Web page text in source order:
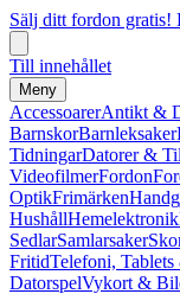
Sälj ditt fordon gratis!
Till innehållet
Meny
AccessoarerAntikt &
BarnskorBarnleksaker
TidningarDatorer &
VideofilmerFordon
OptikFrimärken
HushållHemelektronik
SedlarSamlarsaker
FritidTelefoni, Tablets
DatorspelVykort &